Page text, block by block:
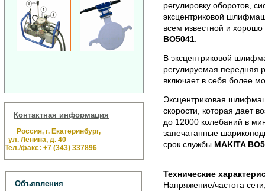
Контактная информация
Россия, г. Екатеринбург,
ул. Ленина, д. 40
Тел./факс: +7 (343) 337896
Объявления
регулировку оборотов,
эксцентриковой
всем известной и
BO5041.
В эксцентриковой
регулируемая передняя
включает в себя более
Эксцентриковая
скорости, которая дает
до 12000 колебаний в
запечатанные
срок службы MAKITA
Технические
Напряжение/частота